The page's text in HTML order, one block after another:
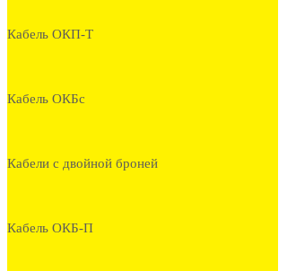
Кабель ОКП-Т
Кабель ОКБс
Кабели с двойной броней
Кабель ОКБ-П